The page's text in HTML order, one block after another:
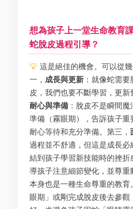
想為孩子上一堂生命教育
蛇脫皮過程引導？
這是絕佳的機會。可以從
一， 成長與更新 ：就像蛇需
皮，我們也要不斷學習，更新
耐心與準備 ：脫皮不是瞬間
準備（霧眼期），告訴孩子重
耐心等待和充分準備。第三，
過程並不舒適，但這是成長必
結到孩子學習新技能時的挫折
導孩子注意細節變化，並尊重
本身也是一種生命尊重的教育
眼期」或剛完成脫皮後去參觀